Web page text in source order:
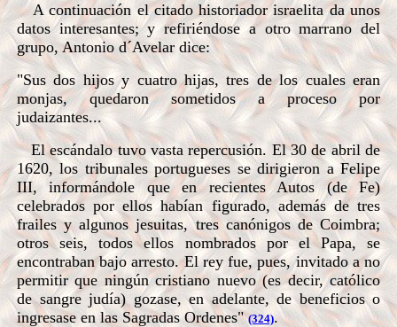
A continuación el citado historiador israelita da unos
datos interesantes; y refiriéndose a otro marrano del
grupo, Antonio d´Avelar dice:
"Sus dos hijos y cuatro hijas, tres de los cuales eran
monjas, quedaron sometidos a proceso por
judaizantes...
El escándalo tuvo vasta repercusión. El 30 de abril de
1620, los tribunales portugueses se dirigieron a Felipe
III, informándole que en recientes Autos (de Fe)
celebrados por ellos habían figurado, además de tres
frailes y algunos jesuitas, tres canónigos de Coimbra;
otros seis, todos ellos nombrados por el Papa, se
encontraban bajo arresto. El rey fue, pues, invitado a no
permitir que ningún cristiano nuevo (es decir, católico
de sangre judía) gozase, en adelante, de beneficios o
ingresase en las Sagradas Ordenes"(324).